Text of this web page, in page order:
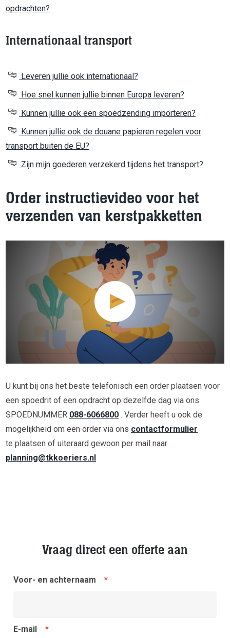
opdrachten?
Internationaal transport
Leveren jullie ook internationaal?
Hoe snel kunnen jullie binnen Europa leveren?
Kunnen jullie ook een spoedzending importeren?
Kunnen jullie ook de douane papieren regelen voor
transport buiten de EU?
Zijn mijn goederen verzekerd tijdens het transport?
Order instructievideo voor het
verzenden van kerstpakketten
U kunt bij ons het beste telefonisch een order plaatsen voor
een spoedrit of een opdracht op dezelfde dag via ons
SPOEDNUMMER 088-6066800 . Verder heeft u ook de
mogelijkheid om een order via ons contactformulier
te plaatsen of uiteraard gewoon per mail naar
planning@tkkoeriers.nl
Vraag direct een offerte aan
Voor- en achternaam *
E-mail *